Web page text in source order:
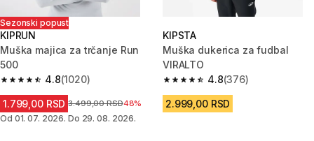
Sezonski popust
KIPRUN
Muška majica za trčanje Run
500
4.8
4.8 od 5 zvezdica from 1020 Recenzije
(1020)
1.799,00 RSD Cena pre sniženja
3.499,00 RSD48%
Od 01. 07. 2026. Do 29. 08. 2026.
KIPSTA
Muška dukerica za fudbal
VIRALTO
4.8
4.8 od 5 zvezdica from 376
(376)
2.999,00 RSD